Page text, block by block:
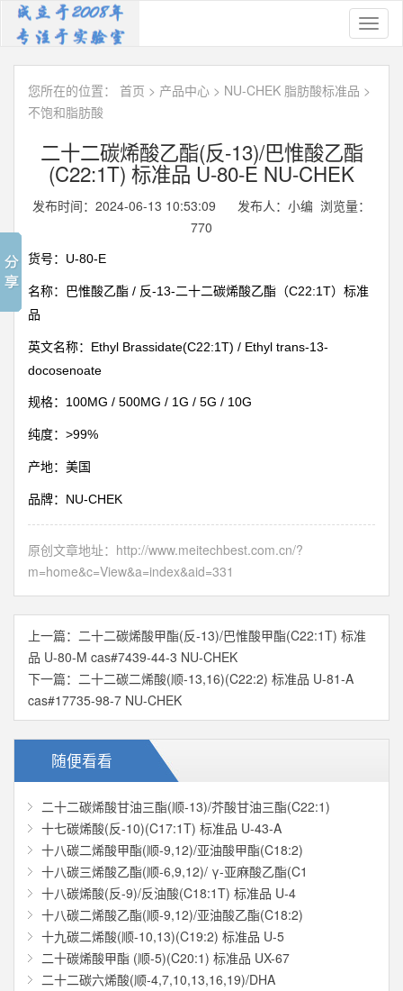
您所在的位置： 首页 > 产品中心 > NU-CHEK 脂肪酸标准品 >
不饱和脂肪酸
二十二碳烯酸乙酯(反-13)/巴惟酸乙酯
(C22:1T) 标准品 U-80-E NU-CHEK
发布时间：2024-06-13 10:53:09 发布人：小编 浏览量：
770
货号： U-80-E
名称：巴惟酸乙酯 / 反-13-二十二碳烯酸乙酯（C22:1T）标准
品
英文名称： Ethyl Brassidate(C22:1T) / Ethyl trans-13-
docosenoate
规格： 100MG / 500MG / 1G / 5G / 10G
纯度： >99%
产地：美国
品牌： NU-CHEK
原创文章地址： http://www.meitechbest.com.cn/?
m=home&c=View&a=index&aid=331
上一篇： 二十二碳烯酸甲酯(反-13)/巴惟酸甲酯(C22:1T) 标准
品 U-80-M cas#7439-44-3 NU-CHEK
下一篇： 二十二碳二烯酸(顺-13,16)(C22:2) 标准品 U-81-A
cas#17735-98-7 NU-CHEK
随便看看
二十二碳烯酸甘油三酯(顺-13)/芥酸甘油三酯(C22:1)
十七碳烯酸(反-10)(C17:1T) 标准品 U-43-A
十八碳二烯酸甲酯(顺-9,12)/亚油酸甲酯(C18:2)
十八碳三烯酸乙酯(顺-6,9,12)/ γ-亚麻酸乙酯(C1
十八碳烯酸(反-9)/反油酸(C18:1T) 标准品 U-4
十八碳二烯酸乙酯(顺-9,12)/亚油酸乙酯(C18:2)
十九碳二烯酸(顺-10,13)(C19:2) 标准品 U-5
二十碳烯酸甲酯 (顺-5)(C20:1) 标准品 UX-67
二十二碳六烯酸(顺-4,7,10,13,16,19)/DHA